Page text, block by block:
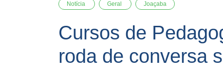
Notícia Geral Joaçaba
Cursos de
roda de conversa